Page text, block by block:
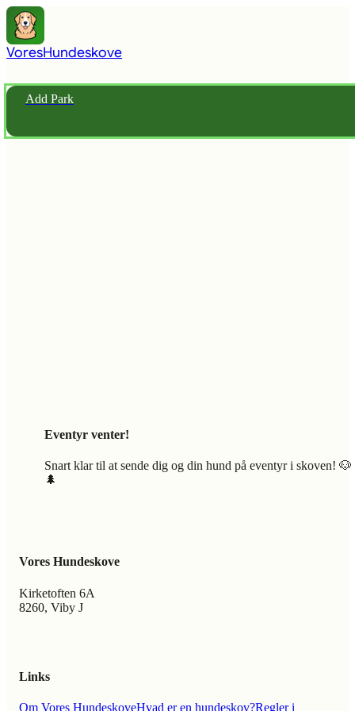
VoresHundeskove
Add Park
Eventyr venter!
Snart klar til at sende dig og din hund på eventyr i skoven! 🐶
🌲
Vores Hundeskove
Kirketoften 6A
8260, Viby J
Links
Om Vores HundeskoveHvad er en hundeskov?Regler i